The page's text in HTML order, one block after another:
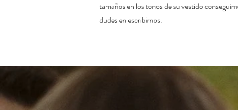
tamaños en los tonos de su vestido
dudes en escribirnos.